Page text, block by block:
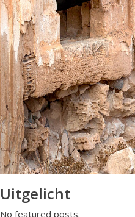
Uitgelicht
No featured posts.